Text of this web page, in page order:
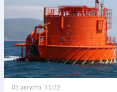
01 августа, 11:32